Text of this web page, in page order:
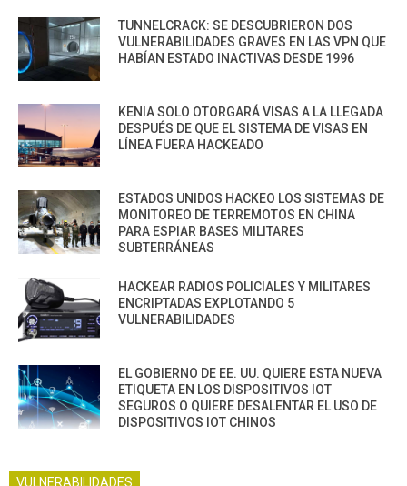
TUNNELCRACK: SE DESCUBRIERON DOS
VULNERABILIDADES GRAVES EN LAS VPN QUE
HABÍAN ESTADO INACTIVAS DESDE 1996
KENIA SOLO OTORGARÁ VISAS A LA LLEGADA
DESPUÉS DE QUE EL SISTEMA DE VISAS EN
LÍNEA FUERA HACKEADO
ESTADOS UNIDOS HACKEO LOS SISTEMAS DE
MONITOREO DE TERREMOTOS EN CHINA
PARA ESPIAR BASES MILITARES
SUBTERRÁNEAS
HACKEAR RADIOS POLICIALES Y MILITARES
ENCRIPTADAS EXPLOTANDO 5
VULNERABILIDADES
EL GOBIERNO DE EE. UU. QUIERE ESTA NUEVA
ETIQUETA EN LOS DISPOSITIVOS IOT
SEGUROS O QUIERE DESALENTAR EL USO DE
DISPOSITIVOS IOT CHINOS
VULNERABILIDADES